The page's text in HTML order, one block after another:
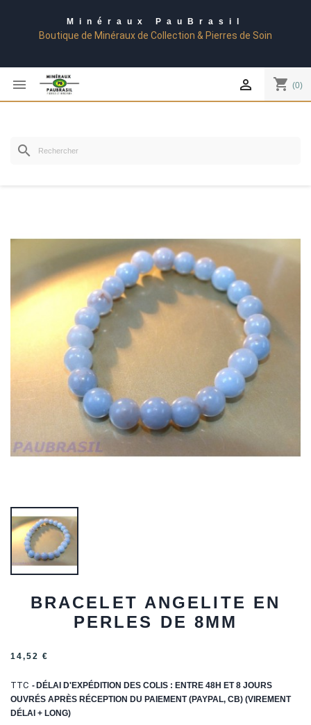
Minéraux PauBrasil
Boutique de Minéraux de Collection & Pierres de Soin
 shopping_cart (0)

search
BRACELET ANGELITE EN
PERLES DE 8MM
14,52 €
TTC
DÉLAI D'EXPÉDITION DES COLIS : ENTRE 48H ET 8 JOURS
OUVRÉS APRÈS RÉCEPTION DU PAIEMENT (PAYPAL, CB) (VIREMENT
DÉLAI + LONG)